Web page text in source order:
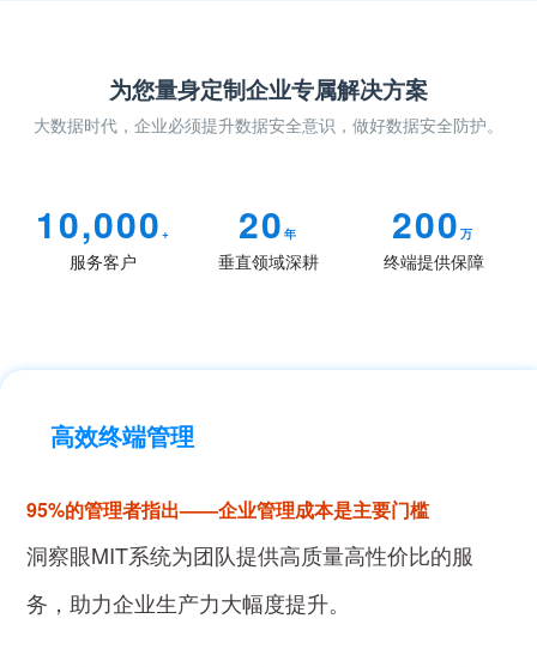
为您量身定制企业专属解决方案
大数据时代，企业必须提升数据安全意识，做好数据安全防护。
10,000 +
服务客户
20 年
垂直领域深耕
200万
终端提供保障
高效终端管理
95%的管理者指出——企业管理成本是主要门槛
洞察眼MIT系统为团队提供高质量高性价比的服
务，助力企业生产力大幅度提升。